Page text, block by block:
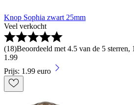
Knop Sophia zwart 25mm
Veel verkocht
(18)Beoordeeld met 4.5 van de 5 sterren,
1 .99
Prijs: 1.99 euro